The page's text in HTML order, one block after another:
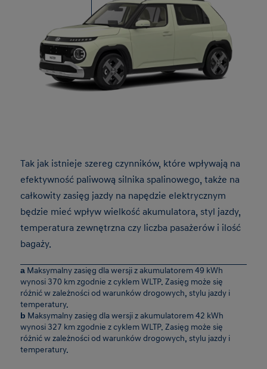
Tak jak istnieje szereg czynników, które wpływają na
efektywność paliwową silnika spalinowego, także na
całkowity zasięg jazdy na napędzie elektrycznym
będzie mieć wpływ wielkość akumulatora, styl jazdy,
temperatura zewnętrzna czy liczba pasażerów i ilość
bagaży.
a Maksymalny zasięg dla wersji z akumulatorem 49 kWh
wynosi 370 km zgodnie z cyklem WLTP. Zasięg może się
różnić w zależności od warunków drogowych, stylu jazdy i
temperatury.
b Maksymalny zasięg dla wersji z akumulatorem 42 kWh
wynosi 327 km zgodnie z cyklem WLTP. Zasięg może się
różnić w zależności od warunków drogowych, stylu jazdy i
temperatury.